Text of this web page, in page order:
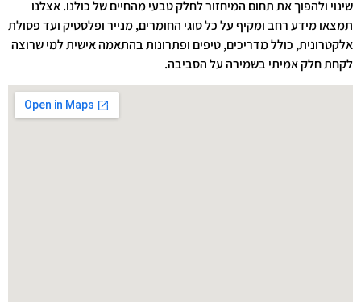
שינוי ולהפוך את תחום המיחזור לחלק טבעי מהחיים של כולנו. אצלנו
תמצאו מידע רחב ומקיף על כל סוגי החומרים, מנייר ופלסטיק ועד פסולת
אלקטרונית, כולל מדריכים, טיפים ופתרונות בהתאמה אישית למי שרוצה
לקחת חלק אמיתי בשמירה על הסביבה.